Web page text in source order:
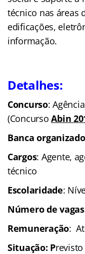
técnico nas áreas
edificações,
informação.
Detalhes:
Concurso:
(ConcursoAbin
Banca
Cargos: Agente,
técnico
Escolaridade:
Número de
Remuneração:
Situação: Previsto